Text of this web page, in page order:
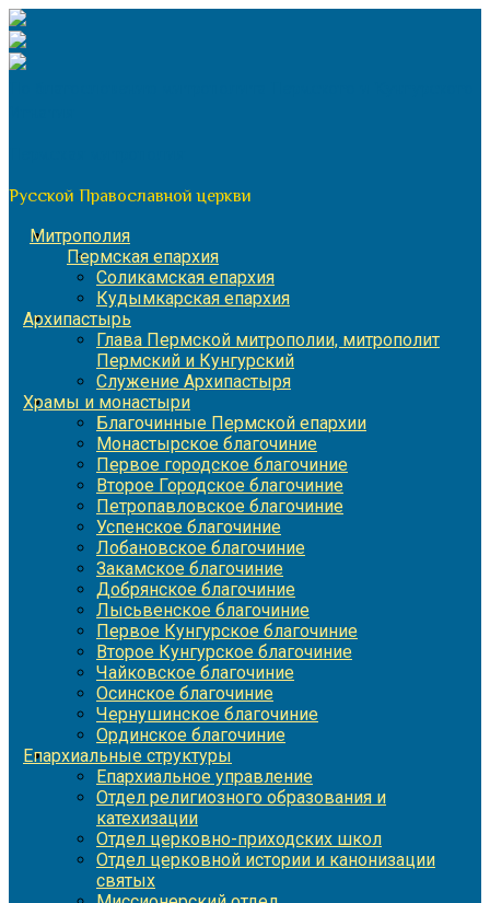
Перейти
к
содержимому
Русской Православной церкви
Митрополия
Пермская епархия
Соликамская епархия
Кудымкарская епархия
Архипастырь
Глава Пермской митрополии, митрополит
Пермский и Кунгурский
Служение Архипастыря
Храмы и монастыри
Благочинные Пермской епархии
Монастырское благочиние
Первое городское благочиние
Второе Городское благочиние
Петропавловское благочиние
Успенское благочиние
Лобановское благочиние
Закамское благочиние
Добрянское благочиние
Лысьвенское благочиние
Первое Кунгурское благочиние
Второе Кунгурское благочиние
Чайковское благочиние
Осинское благочиние
Чернушинское благочиние
Ординское благочиние
Епархиальные структуры
Епархиальное управление
Отдел религиозного образования и
катехизации
Отдел церковно-приходских школ
Отдел церковной истории и канонизации
святых